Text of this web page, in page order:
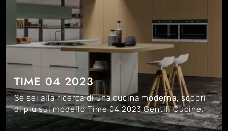
TIME 04 2023
Se sei alla ricerca di una cucina moderna, scopri
di più sul modello Time 04 2023 Gentili Cucine.